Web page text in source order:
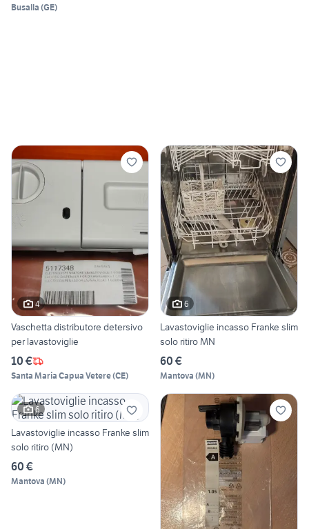
Busalla (GE)
4
Vaschetta distributore detersivo
per lavastoviglie
10 €
Santa Maria Capua Vetere(CE)
6
Lavastoviglie incasso Franke slim
solo ritiro MN
60 €
Mantova (MN)
6
Lavastoviglie incasso Franke slim
solo ritiro (MN)
60 €
Mantova (MN)